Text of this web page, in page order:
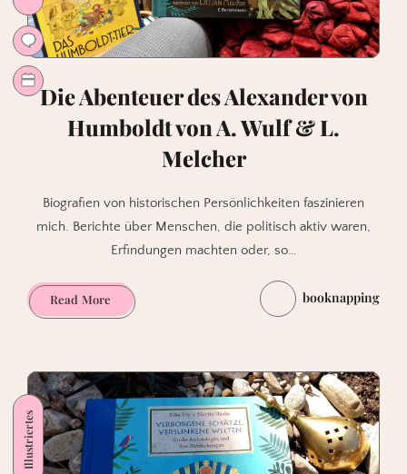
Die Abenteuer des Alexander von
Humboldt von A. Wulf & L.
Melcher
Biografien von historischen Persönlichkeiten faszinieren
mich. Berichte über Menschen, die politisch aktiv waren,
Erfindungen machten oder, so…
Read MoreDie
Abenteuer
von
Humboldt
von
A.
Wulf
booknapping
Illustriertes